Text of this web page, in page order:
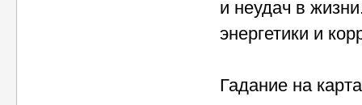
и неудач в
энергетики и
Гадание на